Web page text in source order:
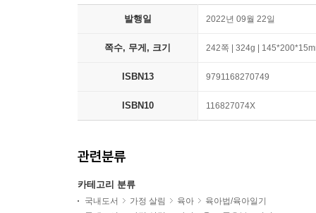
발행일 2022년 09월 22일
쪽수, 무게, 크기 242쪽 | 324g |
ISBN13 9791168270749
ISBN10 116827074X
관련분류
카테고리 분류
국내도서 가정 살림 육아
육아법/육아일기